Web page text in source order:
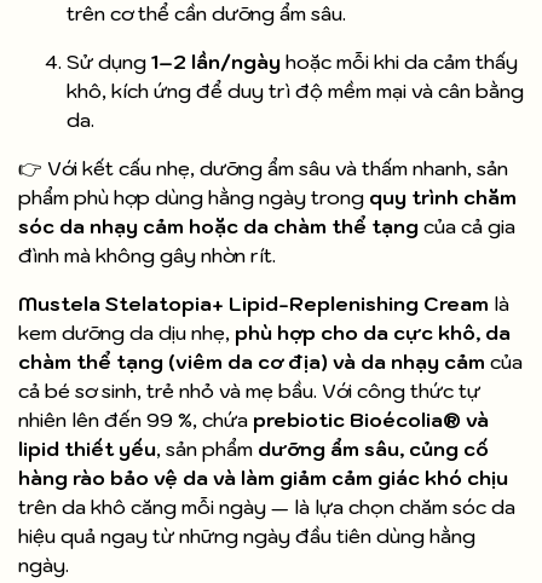
trên cơ thể cần dưỡng ẩm sâu.
Sử dụng 1–2 lần/ngày hoặc mỗi khi da cảm thấy
khô, kích ứng để duy trì độ mềm mại và cân bằng
da.
👉 Với kết cấu nhẹ, dưỡng ẩm sâu và thấm nhanh, sản
phẩm phù hợp dùng hằng ngày trong quy trình chăm
sóc da nhạy cảm hoặc da chàm thể tạng của cả gia
đình mà không gây nhờn rít.
Mustela Stelatopia+ Lipid‑Replenishing Cream là
kem dưỡng da dịu nhẹ, phù hợp cho da cực khô, da
chàm thể tạng (viêm da cơ địa) và da nhạy cảm của
cả bé sơ sinh, trẻ nhỏ và mẹ bầu. Với công thức tự
nhiên lên đến 99 %, chứa prebiotic Bioécolia® và
lipid thiết yếu, sản phẩm dưỡng ẩm sâu, củng cố
hàng rào bảo vệ da và làm giảm cảm giác khó chịu
trên da khô căng mỗi ngày — là lựa chọn chăm sóc da
hiệu quả ngay từ những ngày đầu tiên dùng hằng
ngày.